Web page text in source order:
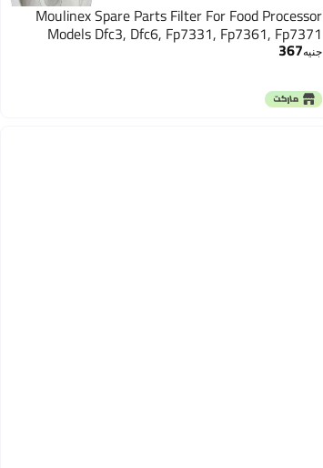
Moulinex Spare Parts Filter For Food Processor
Models Dfc3, Dfc6, Fp7331, Fp7361, Fp7371
جنيه367